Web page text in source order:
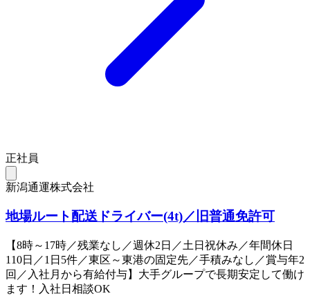
正社員
新潟通運株式会社
地場ルート配送ドライバー(4t)／旧普通免許可
【8時～17時／残業なし／週休2日／土日祝休み／年間休日
110日／1日5件／東区～東港の固定先／手積みなし／賞与年2
回／入社月から有給付与】大手グループで長期安定して働け
ます！入社日相談OK